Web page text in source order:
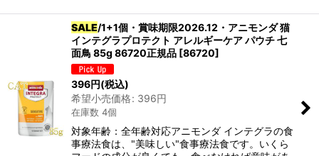
絞り込む
SALE/1+1個・賞味期限2026.12・アニモンダ 猫
インテグラプロテクト アレルギーケア パウチ 七
面鳥 85g 86720正規品 [86720]
396円(税込)
希望小売価格: 396円
在庫数 4個
対象年齢：全年齢対応アニモンダ インテグラの食
事療法食は、"美味しい"食事療法食です。いくら